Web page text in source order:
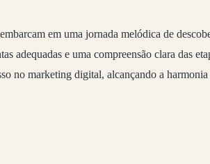
em uma jornada melódica de
adequadas e uma compreensão clara das
no marketing digital, alcançando a